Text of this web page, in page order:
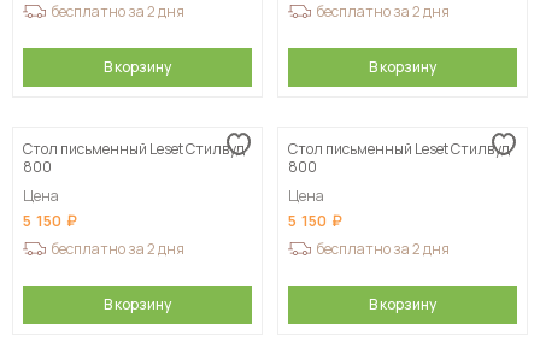
бесплатно за 2 дня
В корзину
бесплатно за 2 дня
В корзину
Стол письменный Leset Стилвуд
800
Цена
5 150
бесплатно за 2 дня
В корзину
Стол письменный Leset Стилвуд
800
Цена
5 150
бесплатно за 2 дня
В корзину